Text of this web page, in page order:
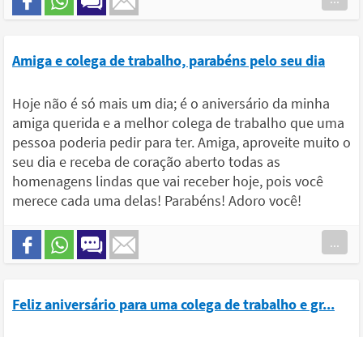
Amiga e colega de trabalho, parabéns pelo seu dia
Hoje não é só mais um dia; é o aniversário da minha
amiga querida e a melhor colega de trabalho que uma
pessoa poderia pedir para ter. Amiga, aproveite muito o
seu dia e receba de coração aberto todas as
homenagens lindas que vai receber hoje, pois você
merece cada uma delas! Parabéns! Adoro você!
...
Feliz aniversário para uma colega de trabalho e gr...